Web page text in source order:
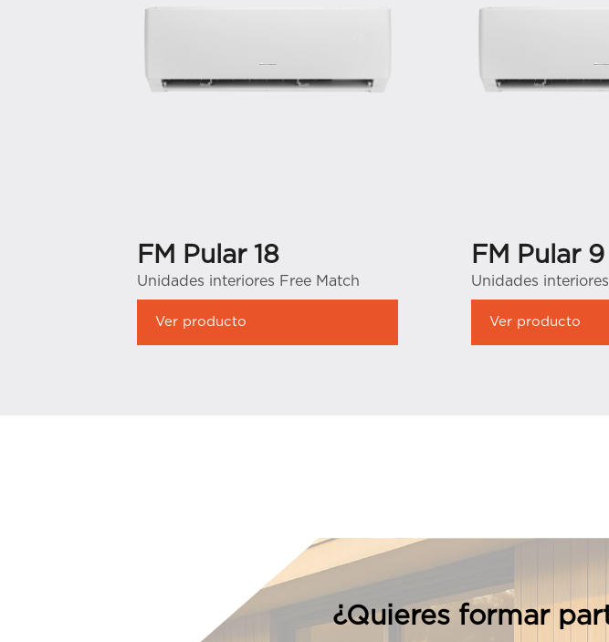
FM Pular 18
Unidades interiores Free Match
Ver producto
FM Pular 9
Unidades
Ver producto
¿Quieres formar